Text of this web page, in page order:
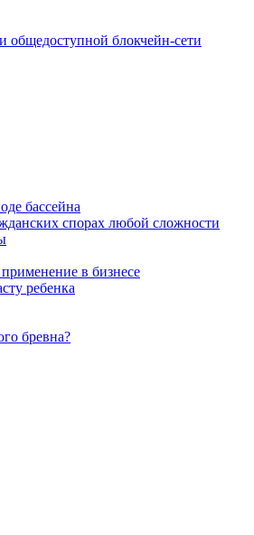
общедоступной блокчейн-сети
бассейна
спорах любой сложности
в бизнесе
ребенка
бревна?